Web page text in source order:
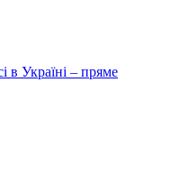
в Україні – пряме